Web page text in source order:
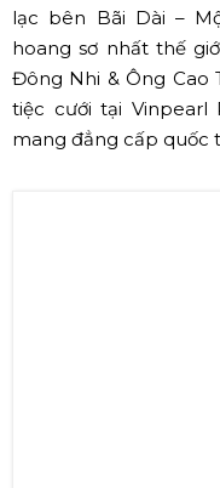
lạc bên Bãi Dài –
hoang sơ nhất thế
Đông Nhi & Ông Cao
tiệc cưới tại
mang đẳng cấp quốc